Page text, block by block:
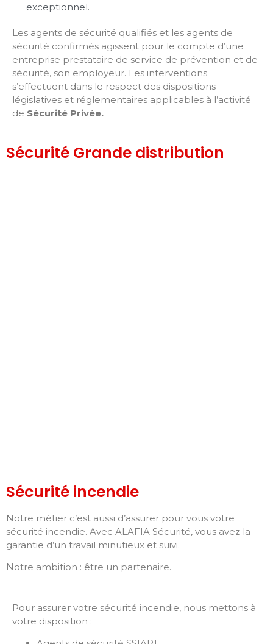
exceptionnel.
Les agents de sécurité qualifiés et les agents de
sécurité confirmés agissent pour le compte d’une
entreprise prestataire de service de prévention et de
sécurité, son employeur. Les interventions
s’effectuent dans le respect des dispositions
législatives et réglementaires applicables à l’activité
de Sécurité Privée.
Sécurité Grande distribution
Sécurité incendie
Notre métier c’est aussi d’assurer pour vous votre
sécurité incendie. Avec ALAFIA Sécurité, vous avez la
garantie d’un travail minutieux et suivi.
Notre ambition : être un partenaire.
Pour assurer votre sécurité incendie, nous mettons à
votre disposition :